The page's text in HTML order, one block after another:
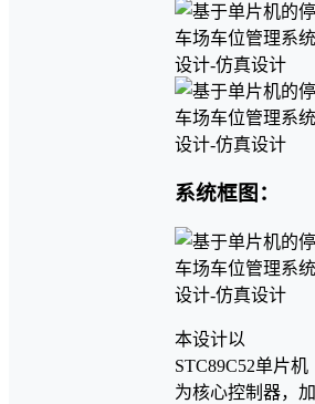
系统框图：
本设计以
STC89C52单片机
为核心控制器，加